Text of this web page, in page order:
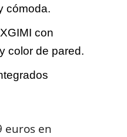
cómoda.
con
color de pared.
euros en